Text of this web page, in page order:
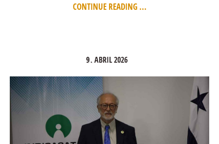
CONTINUE READING ...
9. ABRIL2026